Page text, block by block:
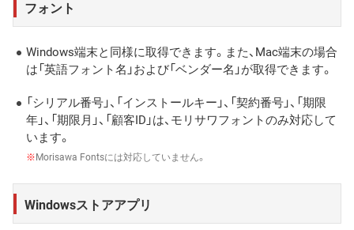
フォント
Windows端末と同様に取得できます。また、Mac端末の場合
は「英語フォント名」および「ベンダー名」が取得できます。
「シリアル番号」、「インストールキー」、「契約番号」、「期限
年」、「期限月」、「顧客ID」は、モリサワフォントのみ対応して
います。
※Morisawa Fontsには対応していません。
Windowsストアアプリ